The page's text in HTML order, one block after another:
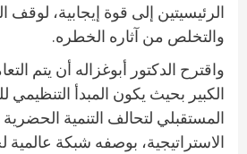
الرئيسيتين إلى قوة إيجابية، لوقف
والتخلص من آثاره الخطره.
واقترح الدكتور أبوغزاله أن يتم
الكبير بحيث يكون المبدأ التنظيمي
المستقبلي لتحالف التنمية الحضرية
الاستراتيجية، بوصفه شبكة عالمية